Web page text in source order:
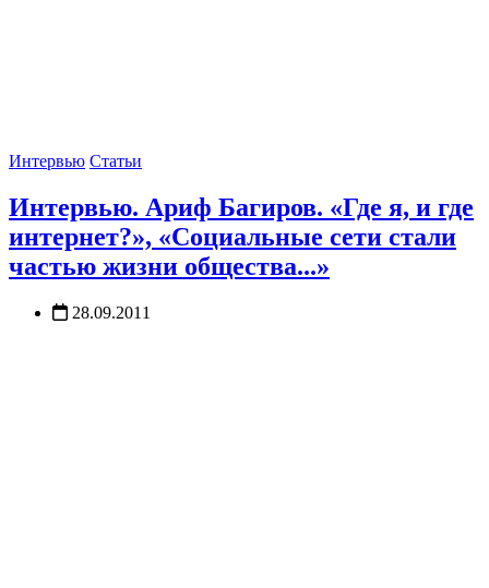
Интервью Статьи
Интервью. Ариф Багиров. «Где я, и где
интернет?», «Социальные сети стали
частью жизни общества...»
28.09.2011